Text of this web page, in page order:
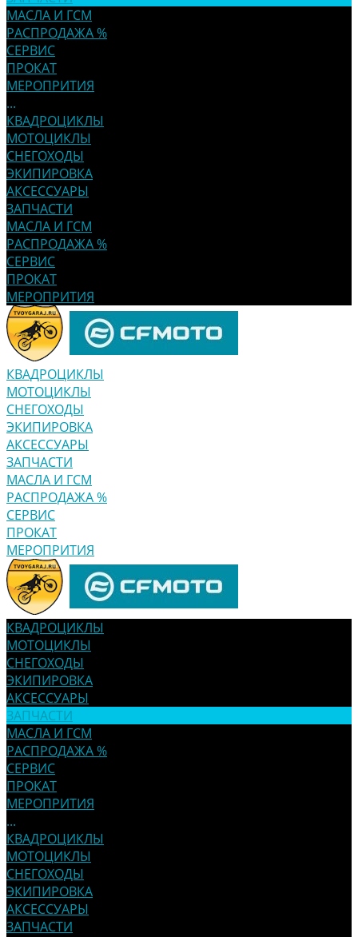
МАСЛА И ГСМ
РАСПРОДАЖА %
СЕРВИС
ПРОКАТ
МЕРОПРИТИЯ
...
КВАДРОЦИКЛЫ
МОТОЦИКЛЫ
СНЕГОХОДЫ
ЭКИПИРОВКА
АКСЕССУАРЫ
ЗАПЧАСТИ
МАСЛА И ГСМ
РАСПРОДАЖА %
СЕРВИС
ПРОКАТ
МЕРОПРИТИЯ
КВАДРОЦИКЛЫ
МОТОЦИКЛЫ
СНЕГОХОДЫ
ЭКИПИРОВКА
АКСЕССУАРЫ
ЗАПЧАСТИ
МАСЛА И ГСМ
РАСПРОДАЖА %
СЕРВИС
ПРОКАТ
МЕРОПРИТИЯ
КВАДРОЦИКЛЫ
МОТОЦИКЛЫ
СНЕГОХОДЫ
ЭКИПИРОВКА
АКСЕССУАРЫ
ЗАПЧАСТИ
МАСЛА И ГСМ
РАСПРОДАЖА %
СЕРВИС
ПРОКАТ
МЕРОПРИТИЯ
...
КВАДРОЦИКЛЫ
МОТОЦИКЛЫ
СНЕГОХОДЫ
ЭКИПИРОВКА
АКСЕССУАРЫ
ЗАПЧАСТИ